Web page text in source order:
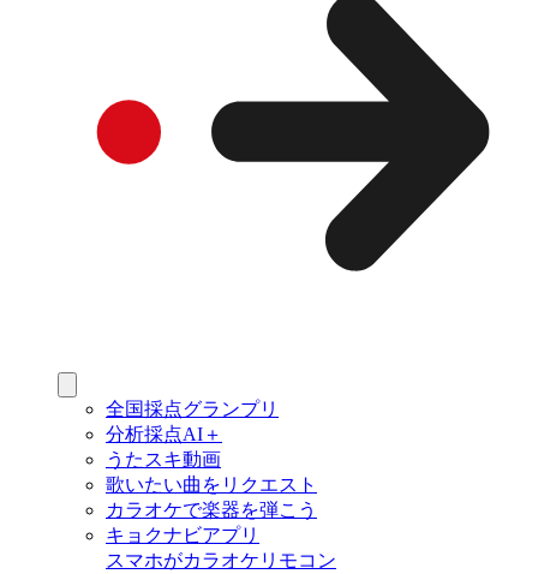
全国採点グランプリ
分析採点AI＋
うたスキ動画
歌いたい曲をリクエスト
カラオケで楽器を弾こう
キョクナビアプリ
スマホがカラオケリモコン